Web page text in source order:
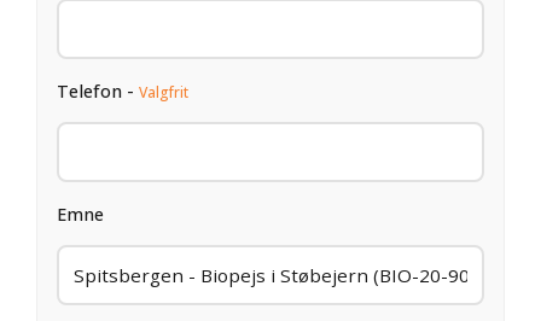
Telefon - Valgfrit
Emne